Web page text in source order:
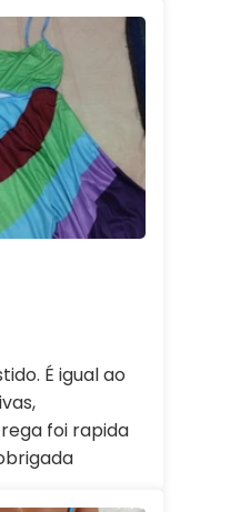
É igual ao
foi rapida